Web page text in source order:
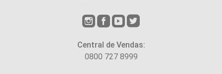
Central de Vendas:
0800 727 8999